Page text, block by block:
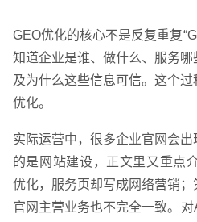
GEO优化的核心不是反复重复
知道企业是谁、做什么、服务
及为什么这些信息可信。这个
优化。
实际运营中，很多企业官网会
的是网站建设，正文里又重点
优化，服务页却写成网络营销
官网主营业务也不完全一致。